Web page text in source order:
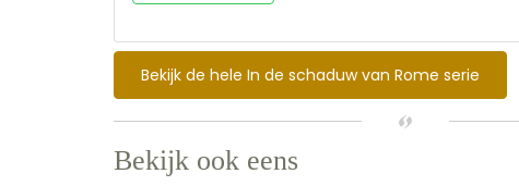
jongens * in 6 andere talen vertaald * voor 12+
Bekijk de hele In de schaduw van Rome serie
Bekijk ook eens